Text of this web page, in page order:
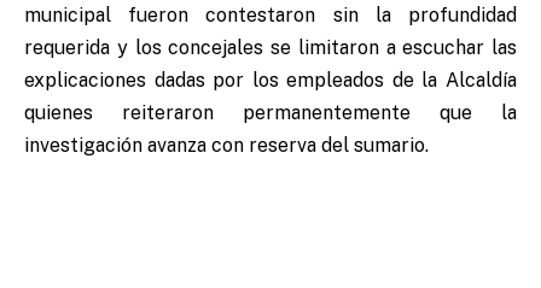
municipal fueron contestaron sin la profundidad
requerida y los concejales se limitaron a escuchar las
explicaciones dadas por los empleados de la Alcaldía
quienes reiteraron permanentemente que la
investigación avanza con reserva del sumario.